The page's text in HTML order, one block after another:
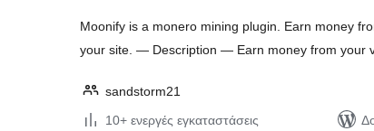
Moonify is a monero mining plugin. Earn money
your site. — Description — Earn money from your
sandstorm21
10+ ενεργές εγκαταστάσεις